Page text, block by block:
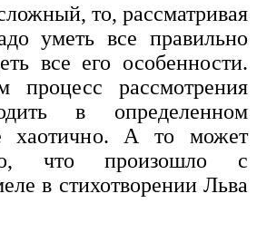
то, рассматривая
уметь все правильно
все его особенности.
процесс рассмотрения
в определенном
хаотично. А то может
что произошло с
в стихотворении Льва